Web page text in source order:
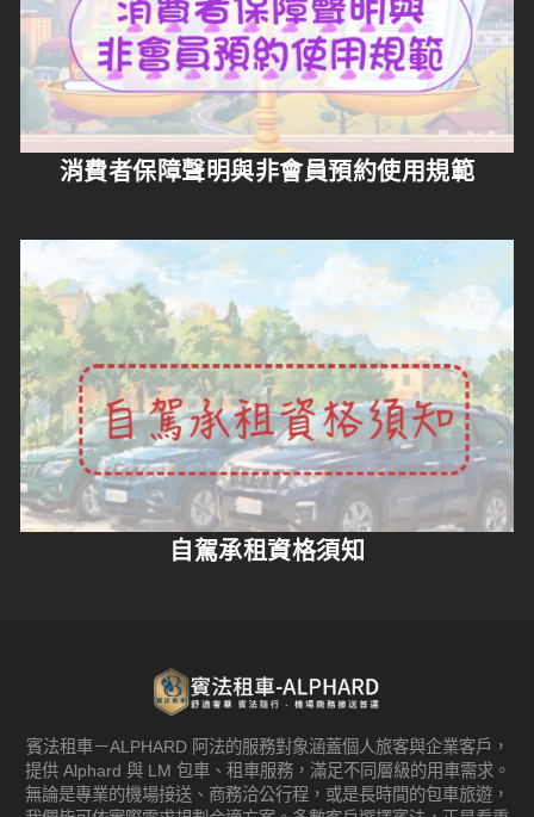
消費者保障聲明與非會員預約使用規範
自駕承租資格須知
賓法租車－ALPHARD 阿法的服務對象涵蓋個人旅客與企業客戶，
提供 Alphard 與 LM 包車、租車服務，滿足不同層級的用車需求。
無論是專業的機場接送、商務洽公行程，或是長時間的包車旅遊，